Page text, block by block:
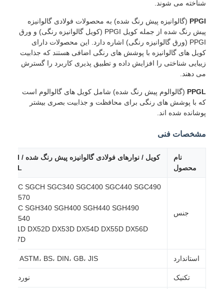
شناخته می شوند.
(گالوانیزه پیش رنگ شده) به محصولات فولادی گالوانیزه
پیش رنگ شده از جمله کویل PPGI (کویل گالوانیزه رنگی) و ورق
PPGI (ورق گالوانیزه رنگی) اشاره دارد. این محصولات دارای
کویل های گالوانیزه با پوشش های رنگی اضافی هستند که جذابیت
زیبایی شناختی را افزایش داده و تطبیق پذیری کاربرد را گسترش
می دهند.
PPGL(گالوالوم پیش رنگ شده) شامل کویل های گالوالوم است
که با پوشش های رنگی برای محافظت و جذابیت بصری بیشتر
پوشانده شده اند.
مشخصات فنی
محصول
کویل / نوارهای فولادی گالوانیزه پیش رنگ شده PPGI /
PPGL
SGCC SGCH SGC340 SGC400 SGC440 SGC490
SGC570
SGHC SGH340 SGH400 SGH440 SGH490
SGH540
DX51D DX52D DX53D DX54D DX55D DX56D
DX57D
استاندارد AiSi، ASTM، BS، DIN، GB، JIS
تکنیک نورد سرد